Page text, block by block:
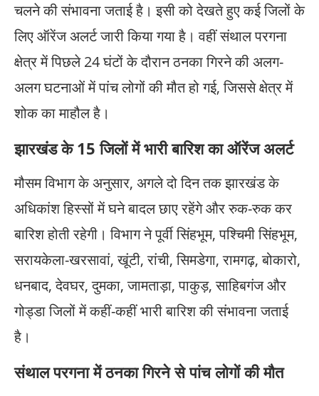
चलने की संभावना जताई है। इसी को देखते हुए कई जिलों के
लिए ऑरेंज अलर्ट जारी किया गया है। वहीं संथाल परगना
क्षेत्र में पिछले 24 घंटों के दौरान ठनका गिरने की अलग-
अलग घटनाओं में पांच लोगों की मौत हो गई, जिससे क्षेत्र में
शोक का माहौल है।
झारखंड के 15 जिलों में भारी बारिश का ऑरेंज अलर्ट
मौसम विभाग के अनुसार, अगले दो दिन तक झारखंड के
अधिकांश हिस्सों में घने बादल छाए रहेंगे और रुक-रुक कर
बारिश होती रहेगी। विभाग ने पूर्वी सिंहभूम, पश्चिमी सिंहभूम,
सरायकेला-खरसावां, खूंटी, रांची, सिमडेगा, रामगढ़, बोकारो,
धनबाद, देवघर, दुमका, जामताड़ा, पाकुड़, साहिबगंज और
गोड्डा जिलों में कहीं-कहीं भारी बारिश की संभावना जताई
है।
संथाल परगना में ठनका गिरने से पांच लोगों की मौत